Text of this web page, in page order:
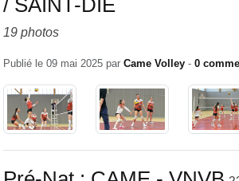
/ SAINT-DIE
19 photos
Publié le 09 mai 2025 par Came Volley - 0